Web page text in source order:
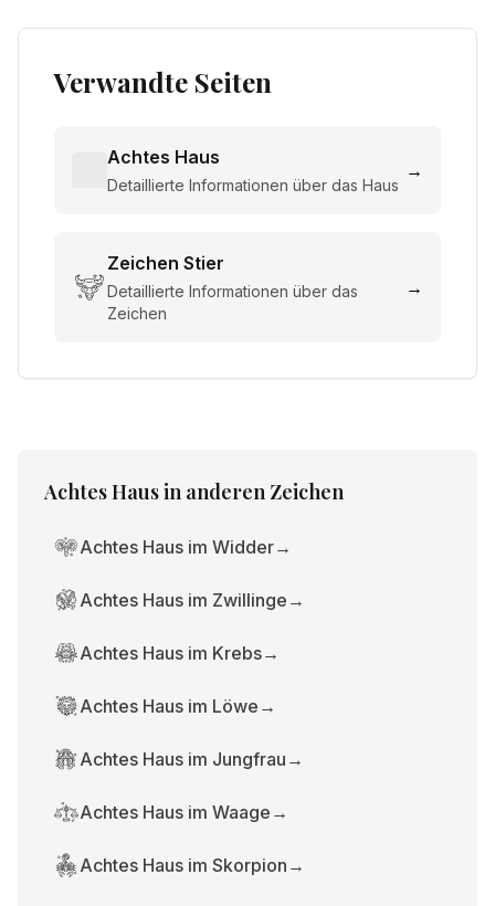
Verwandte Seiten
Achtes Haus
Detaillierte Informationen über das Haus
→
Zeichen Stier
Detaillierte Informationen über das
Zeichen
→
Achtes Hausin anderen Zeichen
Achtes Haus im Widder→
Achtes Haus im Zwillinge →
Achtes Haus im Krebs→
Achtes Haus im Löwe →
Achtes Haus im Jungfrau →
Achtes Haus im Waage →
Achtes Haus im Skorpion →